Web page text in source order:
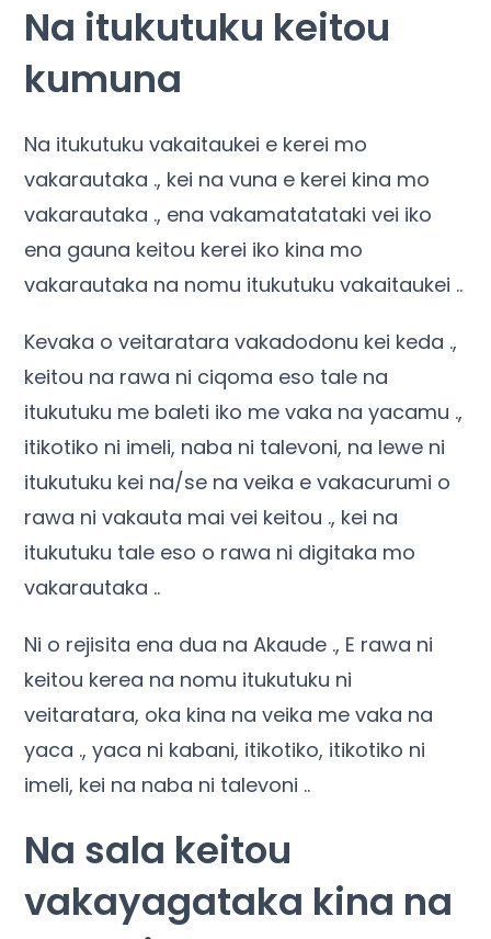
Na itukutuku keitou
kumuna
Na itukutuku vakaitaukei e kerei mo
vakarautaka ., kei na vuna e kerei kina mo
vakarautaka ., ena vakamatatataki vei iko
ena gauna keitou kerei iko kina mo
vakarautaka na nomu itukutuku vakaitaukei ..
Kevaka o veitaratara vakadodonu kei keda .,
keitou na rawa ni ciqoma eso tale na
itukutuku me baleti iko me vaka na yacamu .,
itikotiko ni imeli, naba ni talevoni, na lewe ni
itukutuku kei na/se na veika e vakacurumi o
rawa ni vakauta mai vei keitou ., kei na
itukutuku tale eso o rawa ni digitaka mo
vakarautaka ..
Ni o rejisita ena dua na Akaude ., E rawa ni
keitou kerea na nomu itukutuku ni
veitaratara, oka kina na veika me vaka na
yaca ., yaca ni kabani, itikotiko, itikotiko ni
imeli, kei na naba ni talevoni ..
Na sala keitou
vakayagataka kina na